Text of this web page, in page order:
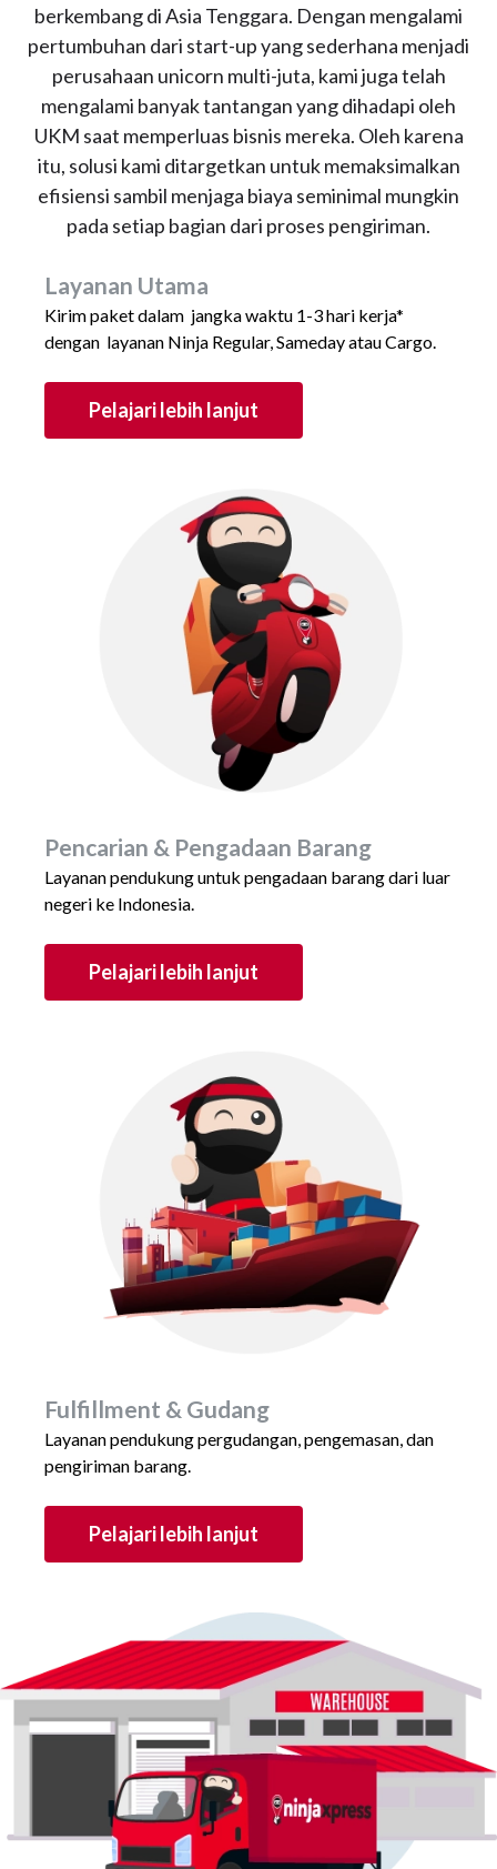
berkembang di Asia Tenggara. Dengan mengalami
pertumbuhan dari start-up yang sederhana menjadi
perusahaan unicorn multi-juta, kami juga telah
mengalami banyak tantangan yang dihadapi oleh
UKM saat memperluas bisnis mereka. Oleh karena
itu, solusi kami ditargetkan untuk memaksimalkan
efisiensi sambil menjaga biaya seminimal mungkin
pada setiap bagian dari proses pengiriman.
Layanan Utama
Kirim paket dalam jangka waktu 1-3 hari kerja*
dengan layanan Ninja Regular, Sameday atau Cargo.
Pelajari lebih lanjut
Pencarian & Pengadaan Barang
Layanan pendukung untuk pengadaan barang dari luar
negeri ke Indonesia.
Pelajari lebih lanjut
Fulfillment & Gudang
Layanan pendukung pergudangan, pengemasan, dan
pengiriman barang.
Pelajari lebih lanjut